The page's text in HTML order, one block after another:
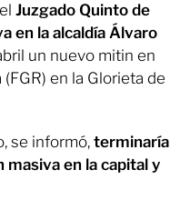
Juzgado Quinto de
en la alcaldía Álvaro
un nuevo mitin en
en la Glorieta de
se informó, terminaría
masiva en la capital y